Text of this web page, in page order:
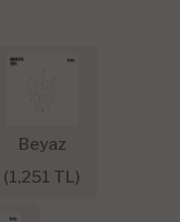
Beyaz
(1,251 TL)